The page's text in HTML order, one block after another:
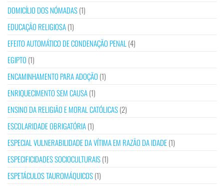
DOMICÍLIO DOS NÓMADAS(1)
EDUCAÇÃO RELIGIOSA(1)
EFEITO AUTOMÁTICO DE CONDENAÇÃO PENAL (4)
EGIPTO (1)
ENCAMINHAMENTO PARA ADOÇÃO (1)
ENRIQUECIMENTO SEM CAUSA(1)
ENSINO DA RELIGIÃO E MORAL CATÓLICAS(2)
ESCOLARIDADE OBRIGATÓRIA(1)
ESPECIAL VULNERABILIDADE DA VÍTIMA EM RAZÃO DA IDADE(1)
ESPECIFICIDADES SOCIOCULTURAIS(1)
ESPETÁCULOS TAUROMÁQUICOS(1)